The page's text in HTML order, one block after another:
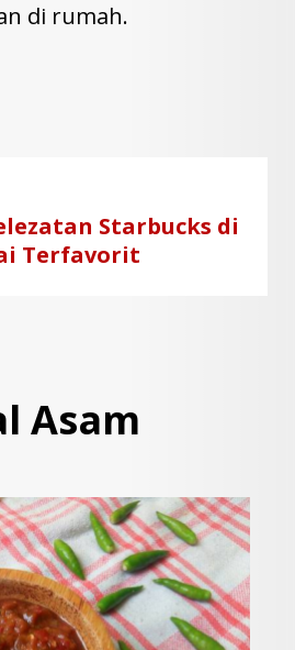
di rumah.
Starbucks di
Terfavorit
Asam